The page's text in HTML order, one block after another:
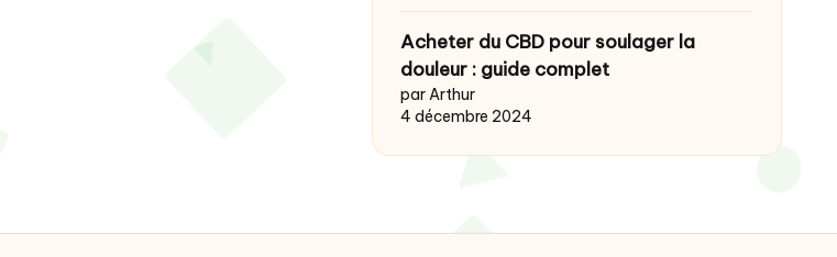
Acheter du CBD pour soulager la
douleur : guide complet
par Arthur
4 décembre 2024